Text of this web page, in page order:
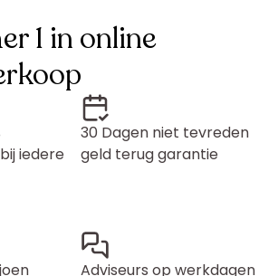
1 in online
iedere
30 Dagen niet tevreden
geld terug garantie
Adviseurs op werkdagen